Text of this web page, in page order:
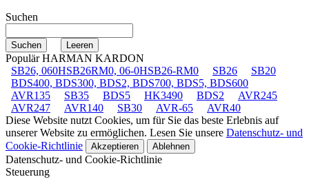
Suchen
Populär HARMAN KARDON
SB26, 060HSB26RM0, 06-0HSB26-RM0
SB26
SB20
BDS400, BDS300, BDS2, BDS700, BDS5, BDS600
AVR135
SB35 BDS5 HK3490 BDS2
AVR245
AVR247
AVR140 SB30 AVR-65
AVR40
Diese Website nutzt Cookies, um für Sie das beste Erlebnis auf
unserer Website zu ermöglichen. Lesen Sie unsere Datenschutz- und
Cookie-Richtlinie
Akzeptieren Ablehnen
Datenschutz- und Cookie-Richtlinie
Steuerung